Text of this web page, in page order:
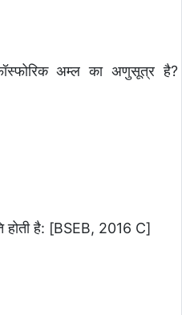
अम्ल का अणुसूत्र है?
है: [BSEB, 2016 C]